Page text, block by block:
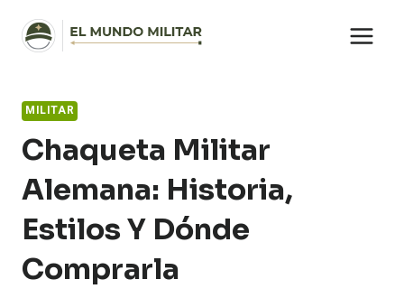
contenido
MILITAR
Chaqueta Militar
Alemana: Historia,
Estilos Y Dónde
Comprarla